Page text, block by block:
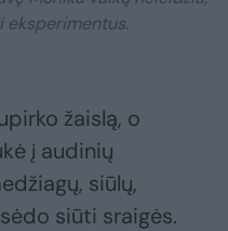
eksperimentus.
žaislą, o
į audinių
siūlų,
siūti sraigės.